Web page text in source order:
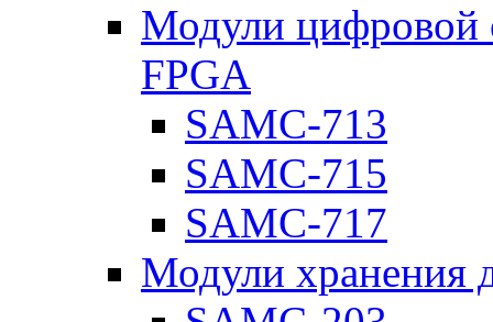
Модули цифровой
FPGA
SAMC-713
SAMC-715
SAMC-717
Модули хранения